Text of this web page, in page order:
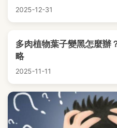
2025-12-31
多肉植物葉子變黑怎麼辦
略
2025-11-11